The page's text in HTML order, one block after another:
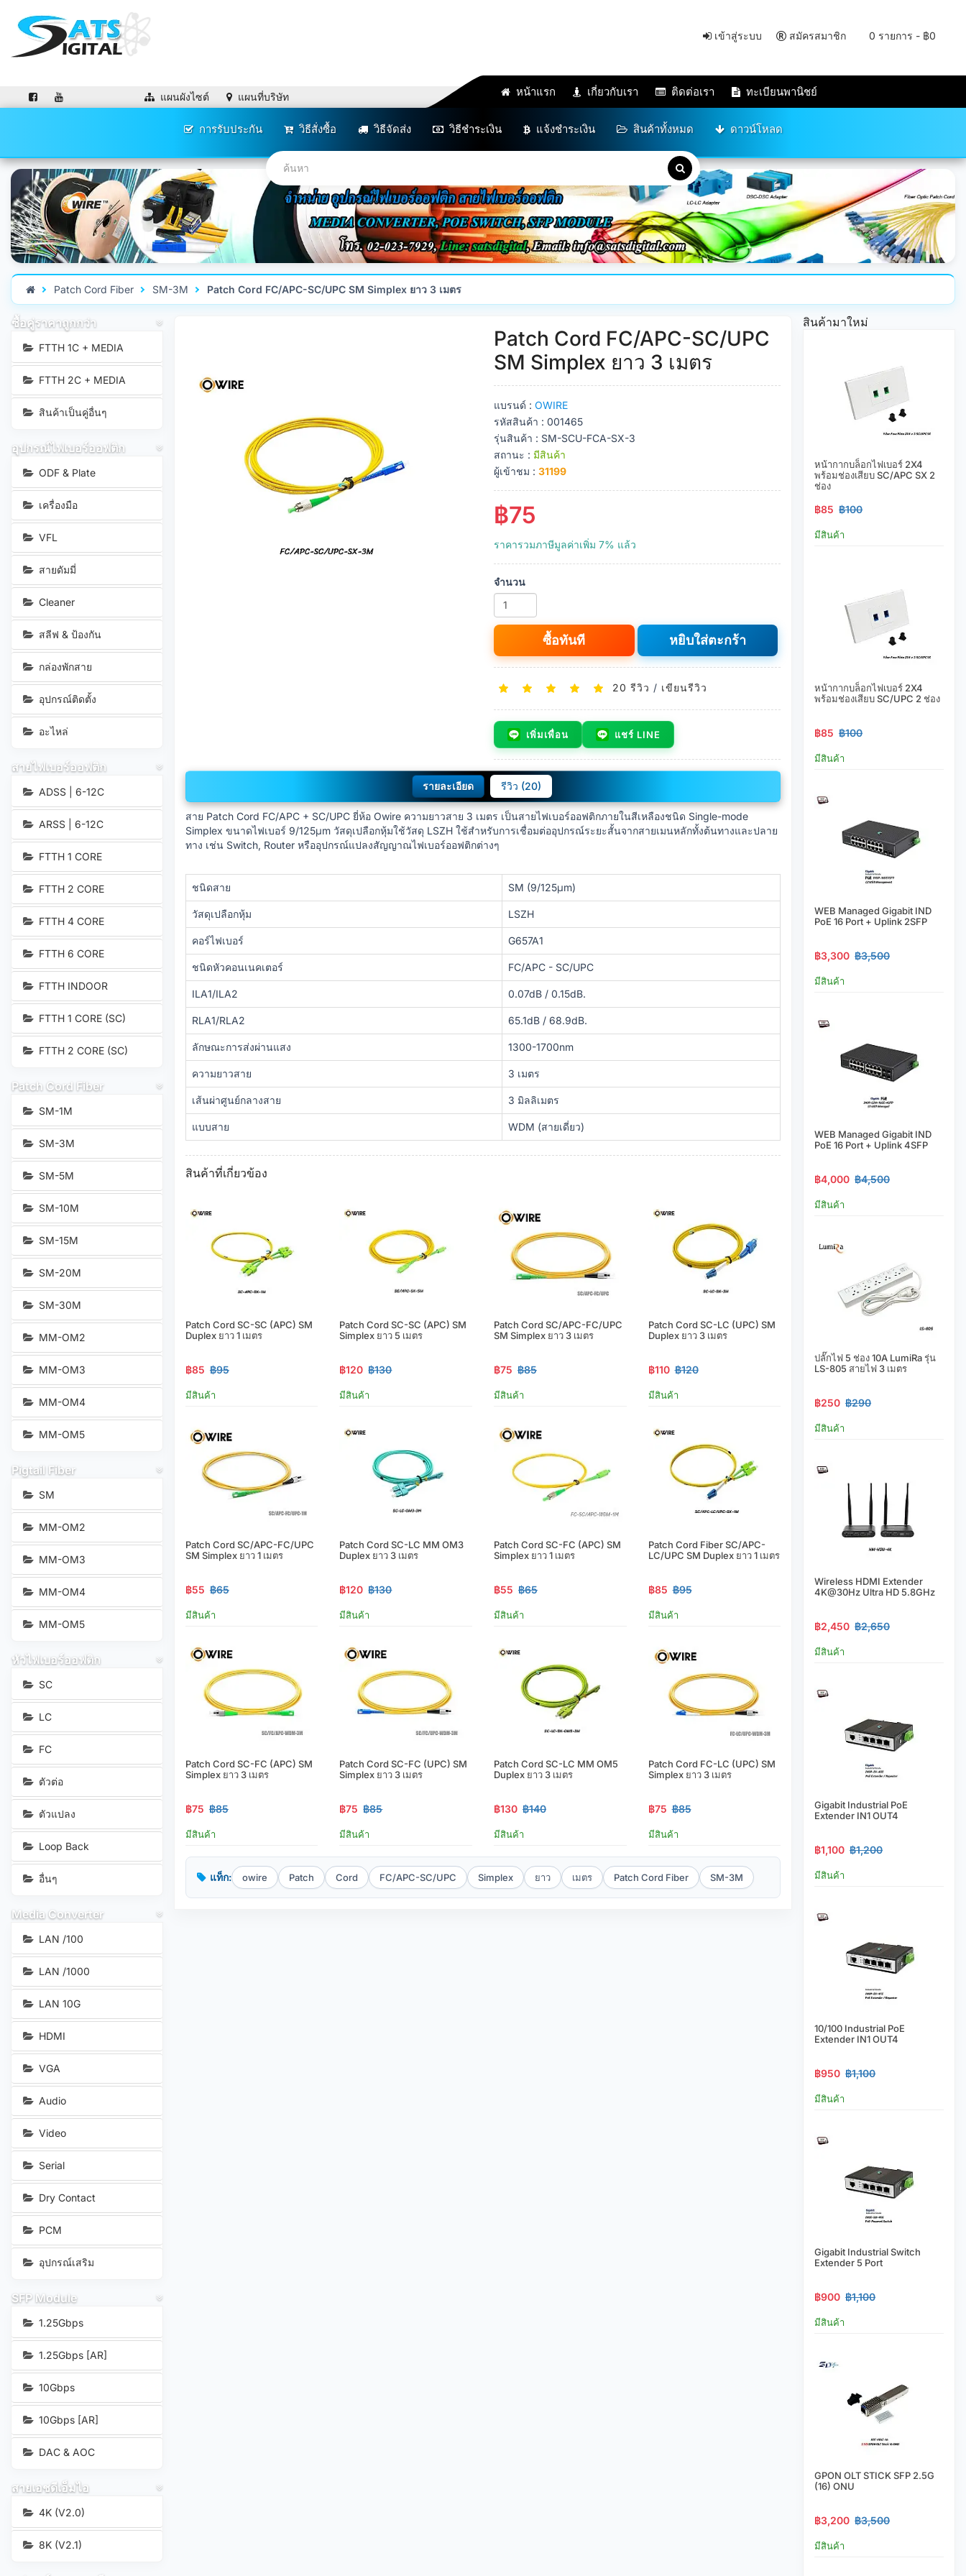
0 รายการ - ฿0
เข้าสู่ระบบ สมัครสมาชิก
แผนผังไซต์ แผนที่บริษัท หน้าแรก เกี่ยวกับเรา ติดต่อเรา ทะเบียนพานิชย์
การรับประกัน วิธีสั่งซื้อ วิธีจัดส่ง วิธีชำระเงิน แจ้งชำระเงิน สินค้าทั้งหมด ดาวน์โหลด
Patch Cord Fiber SM-3M Patch Cord FC/APC-SC/UPC SM Simplex ยาว 3 เมตร
ซื้อคู่ราคาถูกกว่า
FTTH 1C + MEDIA
FTTH 2C + MEDIA
สินค้าเป็นคู่อื่นๆ
อุปกรณ์ไฟเบอร์ออฟติก
ODF & Plate
เครื่องมือ
VFL
สายดัมมี่
Cleaner
สลีฟ & ป้องกัน
กล่องพักสาย
อุปกรณ์ติดตั้ง
อะไหล่
สายไฟเบอร์ออฟติก
ADSS | 6-12C
ARSS | 6-12C
FTTH 1 CORE
FTTH 2 CORE
FTTH 4 CORE
FTTH 6 CORE
FTTH INDOOR
FTTH 1 CORE (SC)
FTTH 2 CORE (SC)
Patch Cord Fiber
SM-1M
SM-3M
SM-5M
SM-10M
SM-15M
SM-20M
SM-30M
MM-OM2
MM-OM3
MM-OM4
MM-OM5
Pigtail Fiber
SM
MM-OM2
MM-OM3
MM-OM4
MM-OM5
หัวไฟเบอร์ออฟติก
SC
LC
FC
ตัวต่อ
ตัวแปลง
Loop Back
อื่นๆ
Media Converter
LAN /100
LAN /1000
LAN 10G
HDMI
VGA
Audio
Video
Serial
Dry Contact
PCM
อุปกรณ์เสริม
SFP Module
1.25Gbps
1.25Gbps [AR]
10Gbps
10Gbps [AR]
DAC & AOC
สายเอชดีเอ็มไอ
4K (V2.0)
8K (V2.1)
Patch Cord FC/APC-SC/UPC
SM Simplex ยาว 3 เมตร
แบรนด์ : OWIRE
รหัสสินค้า : 001465
รุ่นสินค้า : SM-SCU-FCA-SX-3
สถานะ : มีสินค้า
ผู้เข้าชม : 31199
฿75
ราคารวมภาษีมูลค่าเพิ่ม 7% แล้ว
จำนวน
ซื้อทันที หยิบใส่ตะกร้า
20 รีวิว / เขียนรีวิว
เพิ่มเพื่อน แชร์ LINE
รายละเอียด รีวิว (20)
สาย Patch Cord FC/APC + SC/UPC ยี่ห้อ Owire ความยาวสาย 3 เมตร เป็นสายไฟเบอร์ออฟติกภายในสีเหลืองชนิด Single-mode
Simplex ขนาดไฟเบอร์ 9/125μm วัสดุเปลือกหุ้มใช้วัสดุ LSZH ใช้สำหรับการเชื่อมต่ออุปกรณ์ระยะสั้นจากสายเมนหลักทั้งต้นทางและปลาย
ทาง เช่น Switch, Router หรืออุปกรณ์แปลงสัญญาณไฟเบอร์ออฟติกต่างๆ
ชนิดสาย SM (9/125μm)
วัสดุเปลือกหุ้ม LSZH
คอร์ไฟเบอร์ G657A1
ชนิดหัวคอนเนคเตอร์ FC/APC - SC/UPC
ILA1/ILA2 0.07dB / 0.15dB.
RLA1/RLA2 65.1dB / 68.9dB.
ลักษณะการส่งผ่านแสง 1300-1700nm
ความยาวสาย 3 เมตร
เส้นผ่าศูนย์กลางสาย 3 มิลลิเมตร
แบบสาย WDM (สายเดี่ยว)
สินค้าที่เกี่ยวข้อง
Patch Cord SC-SC (APC) SM
Duplex ยาว 1 เมตร
฿85 ฿95
มีสินค้า
Patch Cord SC-SC (APC) SM
Simplex ยาว 5 เมตร
฿120 ฿130
มีสินค้า
Patch Cord SC/APC-FC/UPC
SM Simplex ยาว 3 เมตร
฿75 ฿85
มีสินค้า
Patch Cord SC-LC (UPC) SM
Duplex ยาว 3 เมตร
฿110 ฿120
มีสินค้า
Patch Cord SC/APC-FC/UPC
SM Simplex ยาว 1 เมตร
฿55 ฿65
มีสินค้า
Patch Cord SC-LC MM OM3
Duplex ยาว 3 เมตร
฿120 ฿130
มีสินค้า
Patch Cord SC-FC (APC) SM
Simplex ยาว 1 เมตร
฿55 ฿65
มีสินค้า
Patch Cord Fiber SC/APC-
LC/UPC SM Duplex ยาว 1 เมตร
฿85 ฿95
มีสินค้า
Patch Cord SC-FC (APC) SM
Simplex ยาว 3 เมตร
฿75 ฿85
มีสินค้า
Patch Cord SC-FC (UPC) SM
Simplex ยาว 3 เมตร
฿75 ฿85
มีสินค้า
Patch Cord SC-LC MM OM5
Duplex ยาว 3 เมตร
฿130 ฿140
มีสินค้า
Patch Cord FC-LC (UPC) SM
Simplex ยาว 3 เมตร
฿75 ฿85
มีสินค้า
แท็ก: owire Patch Cord FC/APC-SC/UPC Simplex ยาว เมตร Patch Cord Fiber SM-3M
สินค้ามาใหม่
หน้ากากบล็อกไฟเบอร์ 2X4
พร้อมช่องเสียบ SC/APC SX 2
ช่อง
฿85 ฿100
มีสินค้า
หน้ากากบล็อกไฟเบอร์ 2X4
พร้อมช่องเสียบ SC/UPC 2 ช่อง
฿85 ฿100
มีสินค้า
WEB Managed Gigabit IND
PoE 16 Port + Uplink 2SFP
฿3,300 ฿3,500
มีสินค้า
WEB Managed Gigabit IND
PoE 16 Port + Uplink 4SFP
฿4,000 ฿4,500
มีสินค้า
ปลั๊กไฟ 5 ช่อง 10A LumiRa รุ่น
LS-805 สายไฟ 3 เมตร
฿250 ฿290
มีสินค้า
Wireless HDMI Extender
4K@30Hz Ultra HD 5.8GHz
฿2,450 ฿2,650
มีสินค้า
Gigabit Industrial PoE
Extender IN1 OUT4
฿1,100 ฿1,200
มีสินค้า
10/100 Industrial PoE
Extender IN1 OUT4
฿950 ฿1,100
มีสินค้า
Gigabit Industrial Switch
Extender 5 Port
฿900 ฿1,100
มีสินค้า
GPON OLT STICK SFP 2.5G
(16) ONU
฿3,200 ฿3,500
มีสินค้า